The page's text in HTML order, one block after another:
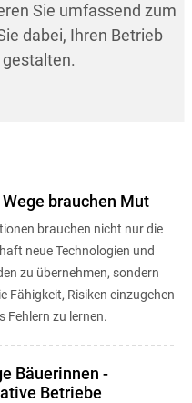
Sie umfassend zum
dabei, Ihren Betrieb
brauchen Mut
brauchen nicht nur die
neue Technologien und
zu übernehmen, sondern
Fähigkeit, Risiken einzugehen
Fehlern zu lernen.
Bäuerinnen -
Betriebe